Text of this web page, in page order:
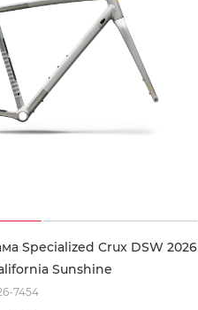
Specialized Crux DSW 2026
Sunshine
7454